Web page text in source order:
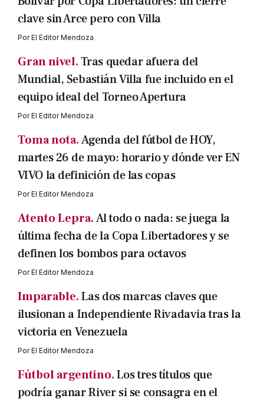
clave sin Arce pero con Villa
PorEl Editor Mendoza
Gran nivel. Tras quedar afuera del
Mundial, Sebastián Villa fue incluido en el
equipo ideal del Torneo Apertura
PorEl Editor Mendoza
Toma nota.Agenda del fútbol de HOY,
martes 26 de mayo: horario y dónde ver EN
VIVO la definición de las copas
PorEl Editor Mendoza
Atento Lepra.Al todo o nada: se juega la
última fecha de la Copa Libertadores y se
definen los bombos para octavos
PorEl Editor Mendoza
Imparable.Las dos marcas claves que
ilusionan a Independiente Rivadavia tras la
victoria en Venezuela
PorEl Editor Mendoza
Fútbol argentino.Los tres títulos que
podría ganar River si se consagra en el